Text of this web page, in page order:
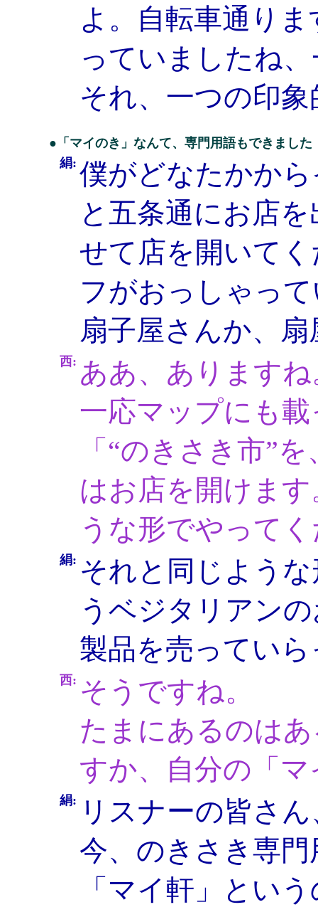
よ。自転車通り
っていましたね
それ、一つの印
●「マイのき」なんて、専門用語もできました
絹: 僕がどなたかか
と五条通にお店
せて店を開いて
フがおっしゃっ
扇子屋さんか、
西: ああ、あります
一応マップにも
「“のきさき市”
はお店を開けま
うな形でやって
絹: それと同じような
うベジタリアン
製品を売ってい
西: そうですね。
たまにあるのは
すか、自分の「
絹:
リスナーの皆さ
今、のきさき専
「マイ軒」とい